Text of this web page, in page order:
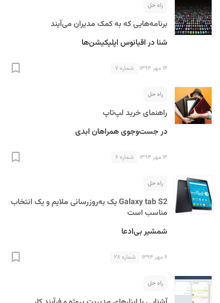
راه حل
برنامه‌هایی که به کمک مدیران می‌آیند
شنا در اقیانوس اپلیکیشن‌ها
۱۴ مهر ۱۳۹۴ شماره ۷
راه حل
راهنمای خرید لپ‌تاپ
در جست‌وجوی همراهان ابدی
۱۴ مهر ۱۳۹۴ شماره ۶
راه حل
Galaxy tab S2 یک به‌روزرسانی ملایم و یک انتخاب
مناسب است
شمشیر بی‌ادعا
۶ مهر ۱۳۹۴ شماره ۲۸
راه حل